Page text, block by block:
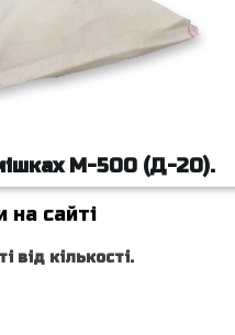
М-500 (Д-20).
сайті
від кількості.